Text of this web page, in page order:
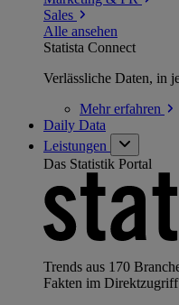
Sales
Alle ansehen
Statista Connect
Verlässliche Daten, in
Mehrerfahren
Daily Data
Leistungen
Das Statistik Portal
Trends aus 170
Fakten im